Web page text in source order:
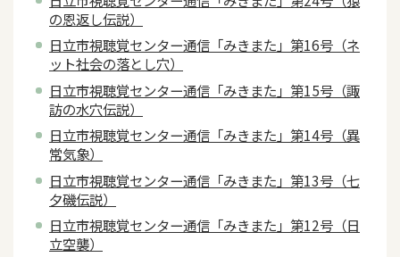
の恩返し伝説）
日立市視聴覚センター通信「みきまた」第16号（ネ
ット社会の落とし穴）
日立市視聴覚センター通信「みきまた」第15号（諏
訪の水穴伝説）
日立市視聴覚センター通信「みきまた」第14号（異
常気象）
日立市視聴覚センター通信「みきまた」第13号（七
夕磯伝説）
日立市視聴覚センター通信「みきまた」第12号（日
立空襲）